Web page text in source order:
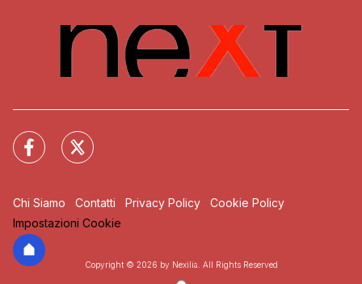
Chi Siamo Contatti Privacy Policy
Cookie Policy
Impostazioni Cookie
Copyright © 2026 by Nexilia. All Rights Reserved